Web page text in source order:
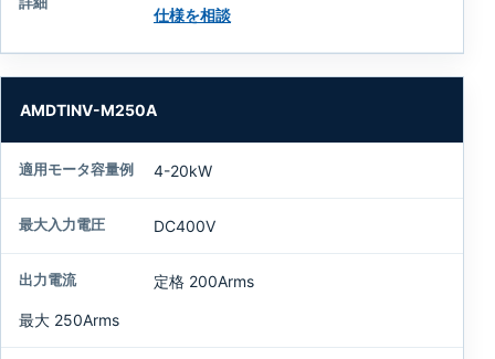
仕様を相談
AMDTINV-M250A
4-20kW
DC400V
定格 200Arms
最大 250Arms